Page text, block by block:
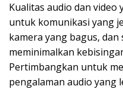
Kualitas audio dan
untuk komunikasi yang
kamera yang bagus,
meminimalkan
Pertimbangkan untuk
pengalaman audio yang